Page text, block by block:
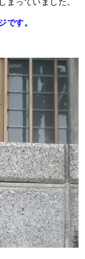
です。